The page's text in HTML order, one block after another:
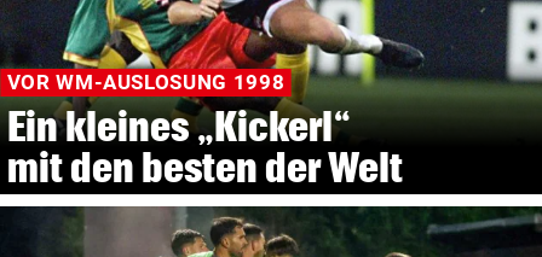
VOR WM-AUSLOSUNG 1998
Ein kleines „Kickerl“
mit den besten der Welt